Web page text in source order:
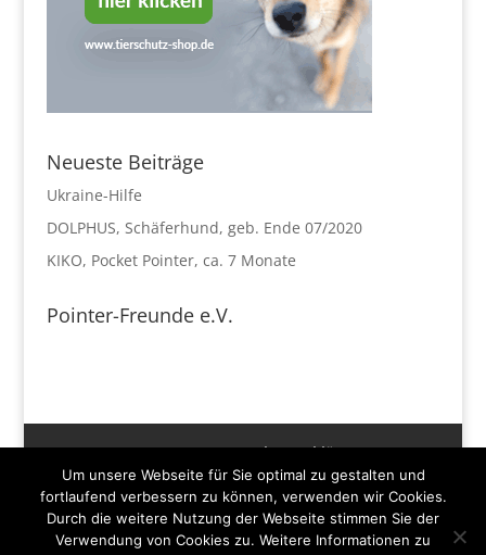
Neueste Beiträge
Ukraine-Hilfe
DOLPHUS, Schäferhund, geb. Ende 07/2020
KIKO, Pocket Pointer, ca. 7 Monate
Pointer-Freunde e.V.
Impressum
Datenschutzerklärung
Disclaimer
Spenden und Hilfe
Kontakt
Newsletter
Um unsere Webseite für Sie optimal zu gestalten und
fortlaufend verbessern zu können, verwenden wir Cookies.
Durch die weitere Nutzung der Webseite stimmen Sie der
Verwendung von Cookies zu. Weitere Informationen zu